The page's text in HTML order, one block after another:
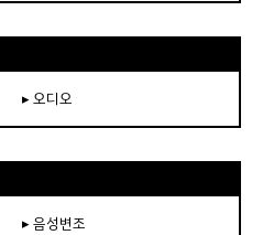
▸ 오디오
▸ 음성변조